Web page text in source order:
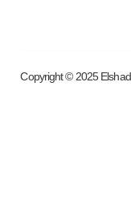
Copyright © 2025